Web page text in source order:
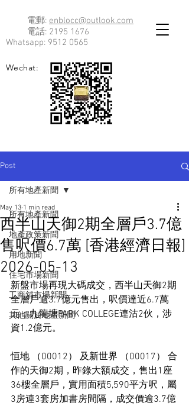
電郵: enblocc@outlook.com
電話: 2195 1676
Whatsapp: 9512 0565
Wechat:
Post
所有地產新聞
地產政策新聞
用地新聞
住宅市場新聞
工商舖市場新聞
其他關於地產新聞
所有地產新聞
西半山天御2期全層戶3.7億
售呎價6.7萬 [香港經濟日報]
2026-05-13
May 13 1 min read
新盤市場再現大碼成交，西半山天御2期
全層戶逾3.7億元售出，呎價達近6.7萬
元；九龍塘PARK COLLEGE連沽2伙，涉
資1.2億元。
恒地 （00012） 及新世界 （00017） 合
作的天御2期，昨錄大額成交，售出1座
36樓全層戶，實用面積5,590平方呎，屬
3房連3套房加書房間隔，成交價逾3.7億